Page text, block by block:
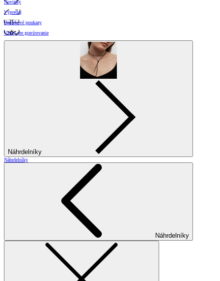
Novinky
Výpredaj
Darčekové poukazy
Vzory pre gravírovanie
Náhrdelníky
Náhrdelníky
Náhrdelníky